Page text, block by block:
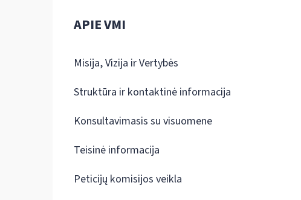
APIE VMI
Misija, Vizija ir Vertybės
Struktūra ir kontaktinė informacija
Konsultavimasis su visuomene
Teisinė informacija
Peticijų komisijos veikla